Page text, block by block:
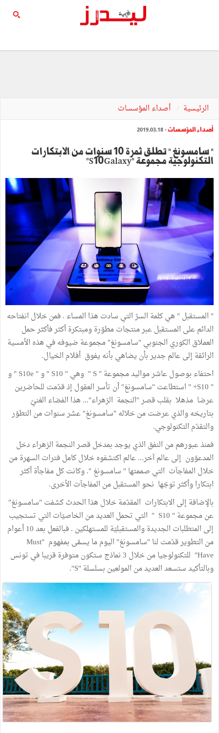
الرئيسية أصداء المؤسسات
أصداء المؤسسات- 2019.03.18
" سامسونغ " تطلق ثمرة 10 سنوات من الابتكارات
التكنولوجية مجموعة "S10Galaxy"
" المستقبل " هي كلمة السرّ التي سادت هذا المساء . فمن خلال انفتاحه
الدائم على المستقبل عبر منتجات مطوّرة ومبتكرة أكثر فأكثر حمل
العملاق الكوري الجنوبي "سامسونغ" مجموعة ضيوفه في هذه الأمسية
الرائقة إلى عالم جدير بأن يضاهي بأنه يفوق أفلام الخيال.
احتفاء بوصول عاشر مواليد مجموعة " S " وهي " S10 " و " S10e " و
" S10+ " استطاعت "سامسونغ" أن تأسر العقول إذ قدّمت للحاضرين
عرضا مذهلا بقلب قصر "النجمة الزهراء"... هذا الفضاء الغنيّ
بتاريخه والذي عرضت من خلاله "سامسونغ" عشر سنوات من التطوّر
والتقدّم التكنولوجي.
فمنذ عبورهم من النفق الذي يوجد بمدخل قصر النجمة الزهراء دخل
المدعوّون إلى عالم آخر... عالم اكتشفوه خلال كامل فترات السهرة من
خلال المفاجآت التي صممتها " سامسونغ ". وكانت كل مفاجأة أكثر
ابتكارا وأكثر توجّها نحو المستقبل من المفاجآت الأخرى.
بالإضافة إلى الابتكارات المقدّمة خلال هذا الحدث كشفت "سامسونغ"
عن مجموعة " S10 " التي تحمل العديد من الخاصيّات التي تستجيب
إلى المتطلبات الجديدة والمستقبليّة للمستهلكين . فبالفعل بعد 10 أعوام
من التطوير قدّمت لنا "سامسونغ" اليوم ما يسمّى بمفهوم "Must
Have" للتكنولوجيا من خلال 3 نماذج ستكون متوفرة قريبا في تونس
وبالتأكيد ستسعد العديد من المولعين بسلسلة "S".